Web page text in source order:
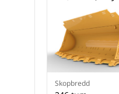
Skopbredd